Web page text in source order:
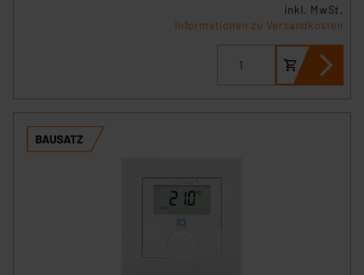
inkl. MwSt.
Informationen zu Versandkosten